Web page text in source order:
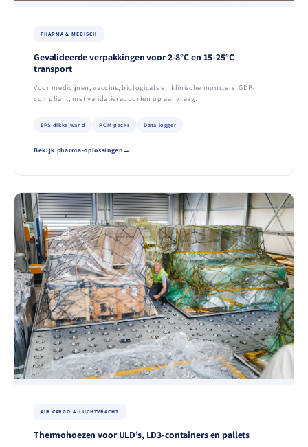
PHARMA & MEDISCH
Gevalideerde verpakkingen voor 2-8°C en 15-25°C
transport
Voor medicijnen, vaccins, biologicals en klinische monsters. GDP-
compliant, met validatierapporten op aanvraag.
EPS dikke wand PCM packs Data logger
Bekijk pharma-oplossingen
AIR CARGO & LUCHTVRACHT
Thermohoezen voor ULD’s, LD3-containers en pallets